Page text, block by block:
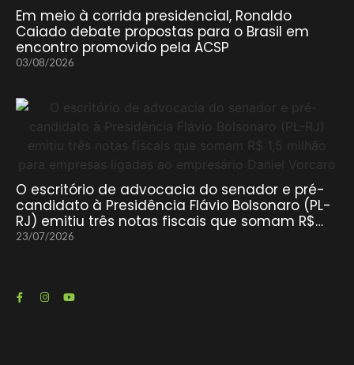
Em meio à corrida presidencial, Ronaldo
Caiado debate propostas para o Brasil em
encontro promovido pela ACSP
03/08/2026
O escritório de advocacia do senador e pré-
candidato à Presidência Flávio Bolsonaro (PL-
RJ) emitiu três notas fiscais que somam R$…
23/07/2026